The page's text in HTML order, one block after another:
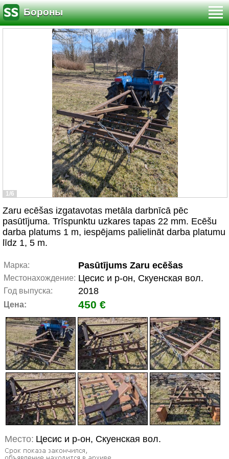
Бороны
1/6
Zaru ecēšas izgatavotas metāla darbnīcā pēc
pasūtījuma. Trīspunktu uzkares tapas 22 mm. Ecēšu
darba platums 1 m, iespējams palielināt darba platumu
līdz 1, 5 m.
Марка: Pasūtījums Zaru ecēšas
Местонахождение: Цесис и р-он, Скуенская вол.
Год выпуска: 2018
Цена: 450 €
Место: Цесис и р-он, Скуенская вол.